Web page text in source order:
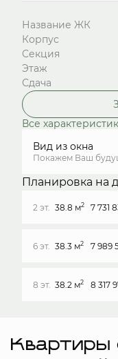
Название ЖК
Корпус
Секция
Этаж
Сдача
Все
Вид из окна
Покажем Ваш
Планировка на
2 эт. 38.8 м2 7 731
6 эт. 38.3 м2 7 989
8 эт. 38.2 м2 8 317
Квартиры